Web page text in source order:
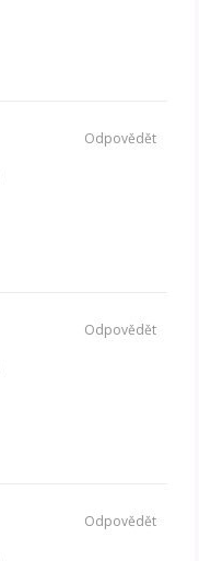
Odpovědět
Odpovědět
Odpovědět